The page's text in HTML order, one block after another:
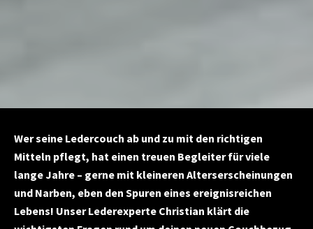
Wer seine Ledercouch ab und zu mit den richtigen
Mitteln pflegt, hat einen treuen Begleiter für viele
lange Jahre – gerne mit kleineren Alterserscheinungen
und Narben, eben den Spuren eines ereignisreichen
Lebens! Unser Lederexperte Christian klärt die